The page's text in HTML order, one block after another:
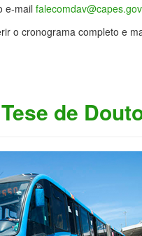
e-mail
o cronograma completo e
de